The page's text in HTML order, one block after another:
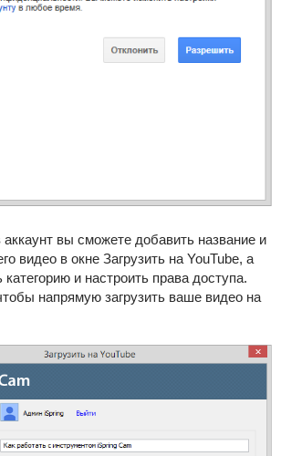
вы сможете добавить название и
видео в окне Загрузить на YouTube, а
и настроить права доступа.
напрямую загрузить ваше видео на